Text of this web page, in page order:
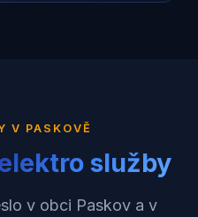
V PASKOVĚ
služby
v obci Paskov a v